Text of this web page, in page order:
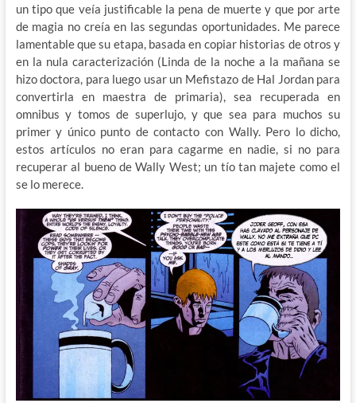
un tipo que veía justificable la pena de muerte y que por arte
de magia no creía en las segundas oportunidades. Me parece
lamentable que su etapa, basada en copiar historias de otros y
en la nula caracterización (Linda de la noche a la mañana se
hizo doctora, para luego usar un Mefistazo de Hal Jordan para
convertirla en maestra de primaria), sea recuperada en
omnibus y tomos de superlujo, y que sea para muchos su
primer y único punto de contacto con Wally. Pero lo dicho,
estos artículos no eran para cagarme en nadie, si no para
recuperar al bueno de Wally West; un tío tan majete como el
se lo merece.